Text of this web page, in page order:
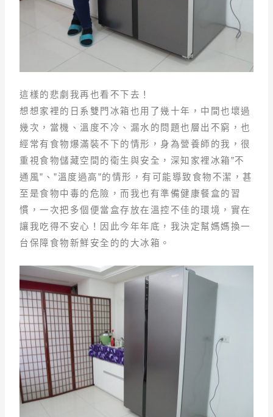
這樣的悲劇我再也看不下去！
想想家裡的日系雙門冰箱也用了幾十年，中間也壞過
幾次，當機、溫度不冷、漏水的問題也層出不窮，也
經常有食物爆滿裝不下的情形，身為營養師的我，很
重視食物儲藏空間的衛生與安全，深知家裡冰箱”不
通風”、”溫度過高”的情形，有可能導致食物不潔，甚
至是食物中毒的危險，而我也有準備健康餐盒的習
慣，一次把多個便當盒存放在溫控不佳的環境，實在
讓我吃得不安心！因此今年年底，我決定幫媽媽換一
台保障食物新鮮安全的的大冰箱。